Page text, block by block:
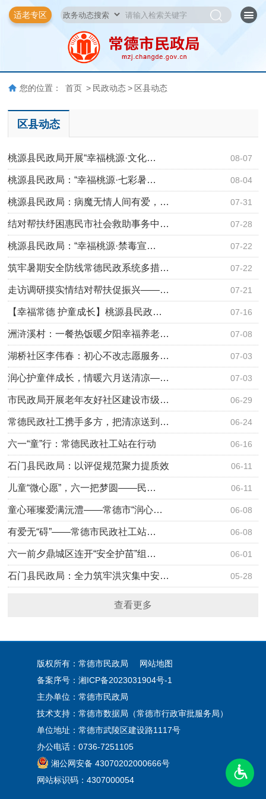
适老专区
您的位置： 首页 > 民政动态 > 区县动态
区县动态
08-07
桃源县民政局开展“幸福桃源·文化…
08-04
桃源县民政局：“幸福桃源·七彩暑…
07-31
桃源县民政局：病魔无情人间有爱，…
07-28
结对帮扶纾困惠民市社会救助事务中…
07-22
桃源县民政局：“幸福桃源·禁毒宣…
07-22
筑牢暑期安全防线常德民政系统多措…
07-21
走访调研摸实情结对帮扶促振兴——…
07-16
【幸福常德 护童成长】桃源县民政…
07-08
洲浒溪村：一餐热饭暖夕阳幸福养老…
07-03
湖桥社区李伟春：初心不改志愿服务…
07-03
润心护童伴成长，情暖六月送清凉—…
06-29
市民政局开展老年友好社区建设市级…
06-24
常德民政社工携手多方，把清凉送到…
06-16
六一“童”行：常德民政社工站在行动
06-11
石门县民政局：以评促规范聚力提质效
06-11
儿童“微心愿”，六一把梦圆——民…
06-08
童心璀璨爱满沅澧——常德市“润心…
06-08
有爱无“碍”——常德市民政社工站…
06-01
六一前夕鼎城区连开“安全护苗”组…
05-28
石门县民政局：全力筑牢洪灾集中安…
查看更多
版权所有：常德市民政局
网站地图
备案序号： 湘ICP备2023031904号-1
主办单位：常德市民政局
技术支持：常德市数据局（常德市行政审批服务局）
单位地址：常德市武陵区建设路1117号
办公电话：0736-7251105
湘公网安备 43070202000666号
网站标识码：4307000054